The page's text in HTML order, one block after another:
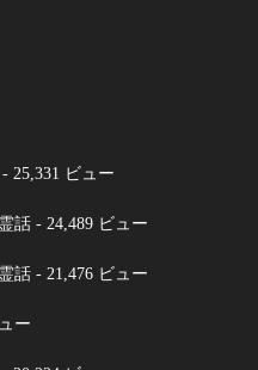
- 25,331 ビュー
話 - 24,489 ビュー
話 - 21,476 ビュー
ー